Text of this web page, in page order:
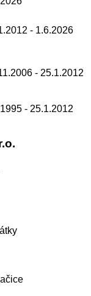
- 1.6.2026
- 25.1.2012
- 25.1.2012